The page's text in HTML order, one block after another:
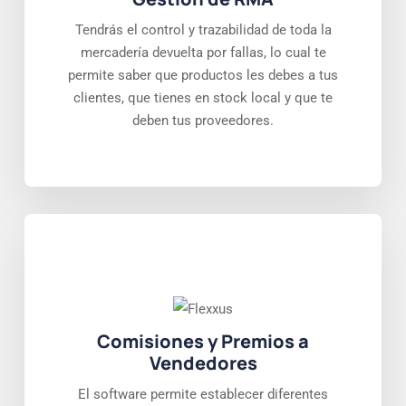
Tendrás el control y trazabilidad de toda la
mercadería devuelta por fallas, lo cual te
permite saber que productos les debes a tus
clientes, que tienes en stock local y que te
deben tus proveedores.
Comisiones y Premios a
Vendedores
El software permite establecer diferentes